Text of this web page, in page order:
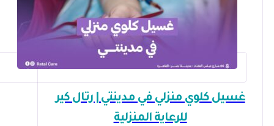
غسيل كلوي منزلي في مدينتي | رتال كير
للرعاية المنزلية